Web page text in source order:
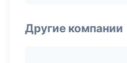
Другие компании